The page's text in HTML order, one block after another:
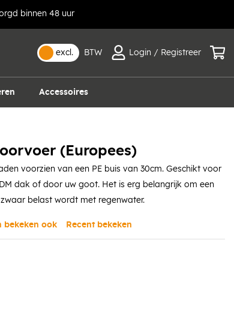
binnen 48 uur
excl. BTW Login / Registreer
Accessoires
(Europees)
voorzien van een PE buis van 30cm. Geschikt voor
dak of door uw goot. Het is erg belangrijk om een
belast wordt met regenwater.
bekeken ook Recent bekeken